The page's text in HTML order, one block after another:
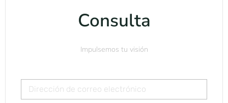
Consulta
Impulsemos tu visión